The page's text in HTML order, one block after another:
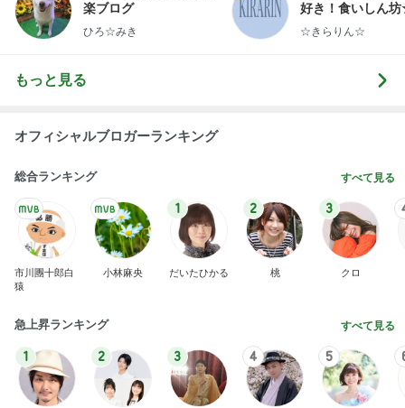
楽ブログ
ひろ☆みき
好き！食いしん
らりん☆のブログ
☆きらりん☆
もっと見る
オフィシャルブロガーランキング
総合ランキング すべて見る
市川團十郎白
猿
小林麻央
1
だいたひかる
2
桃
3
クロ
急上昇ランキング すべて見る
1 2 3 4 5